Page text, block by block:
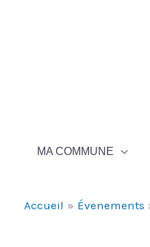
MA COMMUNE
Accueil Évenements